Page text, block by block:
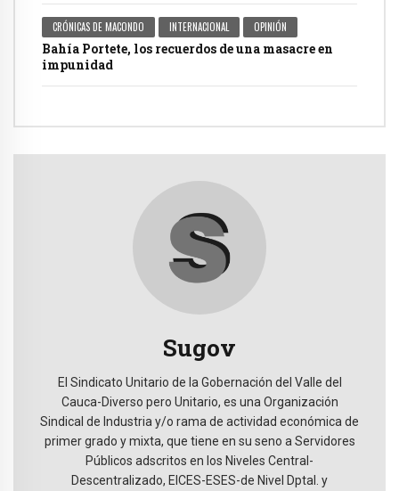
CRÓNICAS DE MACONDO INTERNACIONAL OPINIÓN
Bahía Portete, los recuerdos de una masacre en
impunidad
Sugov
El Sindicato Unitario de la Gobernación del Valle del
Cauca-Diverso pero Unitario, es una Organización
Sindical de Industria y/o rama de actividad económica de
primer grado y mixta, que tiene en su seno a Servidores
Públicos adscritos en los Niveles Central-
Descentralizado, EICES-ESES-de Nivel Dptal. y